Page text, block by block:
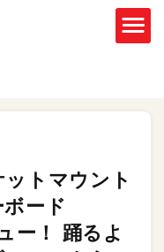
トマウント
ード
ー！ 踊るよ